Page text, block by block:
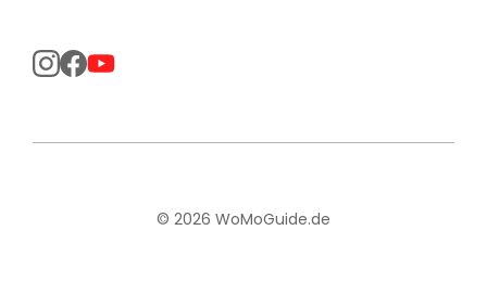
© 2026 WoMoGuide.de